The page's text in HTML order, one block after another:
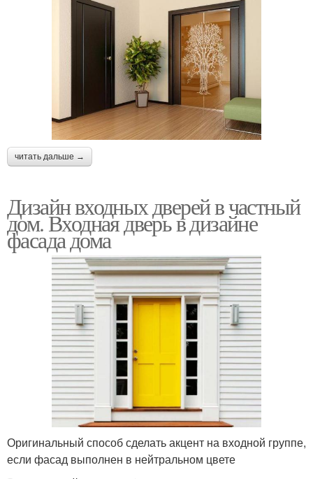
читать дальше →
Дизайн входных дверей в частный
дом. Входная дверь в дизайне
фасада дома
Оригинальный способ сделать акцент на входной группе,
если фасад выполнен в нейтральном цвете